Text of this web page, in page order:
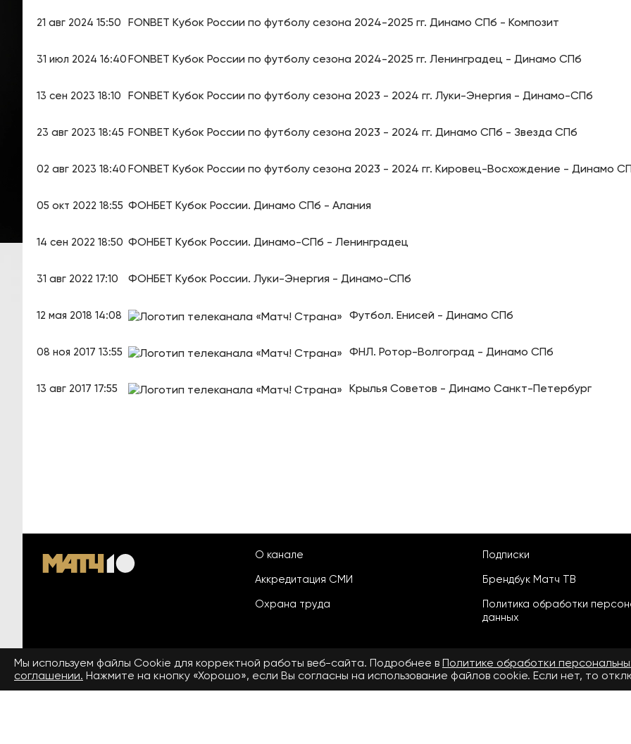
21 авг 2024 15:50 FONBET Кубок России по футболу сезона 2024-2025 гг. Динамо СПб - Композит
31 июл 2024 16:40FONBET Кубок России по футболу сезона 2024-2025 гг. Ленинградец - Динамо СПб
13 сен 2023 18:10 FONBET Кубок России по футболу сезона 2023 - 2024 гг. Луки-Энергия - Динамо-СПб
23 авг 2023 18:45 FONBET Кубок России по футболу сезона 2023 - 2024 гг. Динамо СПб - Звезда СПб
02 авг 2023 18:40 FONBET Кубок России по футболу сезона 2023 - 2024 гг. Кировец-Восхождение - Динамо
05 окт 2022 18:55 ФОНБЕТ Кубок России. Динамо СПб - Алания
14 сен 2022 18:50 ФОНБЕТ Кубок России. Динамо-СПб - Ленинградец
31 авг 2022 17:10 ФОНБЕТ Кубок России. Луки-Энергия - Динамо-СПб
12 мая 2018 14:08 Футбол. Енисей - Динамо СПб
08 ноя 2017 13:55 ФНЛ. Ротор-Волгоград - Динамо СПб
13 авг 2017 17:55 Крылья Советов - Динамо Санкт-Петербург
О канале
Аккредитация СМИ
Охрана труда
Подписки
Брендбук Матч ТВ
Политика обработки
данных
© 2026 «ООО «Национальный
спортивный телеканал»
Пользовательское соглашение
Мы используем файлы Сookie для корректной работы веб-сайта. Подробнее в Политике обработки
соглашении. Нажмите на кнопку «Хорошо», если Вы согласны на использование файлов cookie. Если нет, то